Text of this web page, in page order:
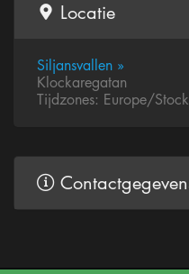
Locatie
Siljansvallen »
Klockaregatan
Tijdzones: Europe/